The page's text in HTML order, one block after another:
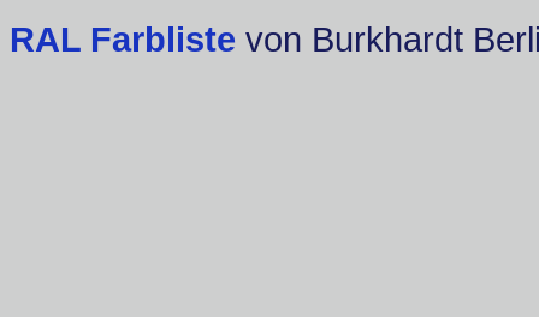
RAL Farbliste von Burkhardt